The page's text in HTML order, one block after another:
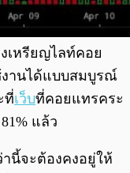
เหรียญไลท์คอย
งานได้แบบสมบูรณ์
ที่เว็บที่คอยแทรคระ
แล้ว
านี้จะต้องคงอยู่ให้